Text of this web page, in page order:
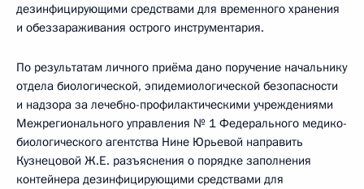
дезинфицирующими средствами для временного хранения
и обеззараживания острого инструментария.
По результатам личного приёма дано поручение начальнику
отдела биологической, эпидемиологической безопасности
и надзора за лечебно-профилактическими учреждениями
Межрегионального управления № 1 Федерального медико-
биологического агентства Нине Юрьевой направить
Кузнецовой Ж.Е. разъяснения о порядке заполнения
контейнера дезинфицирующими средствами для